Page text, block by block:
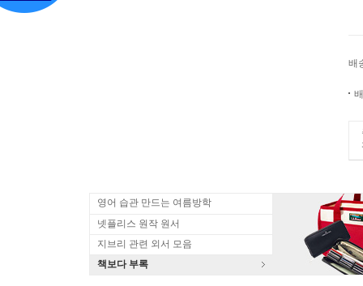
배
영어 습관 만드는 여름방학
넷플리스 원작 원서
지브리 관련 외서 모음
책보다 부록